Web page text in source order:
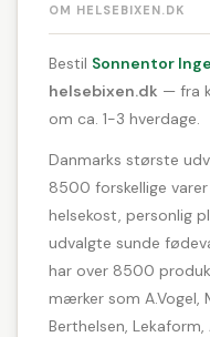
OM HELSEBIXEN.DK
Bestil Sonnentor
helsebixen.dk — fra
om ca. 1-3 hverdage.
Danmarks største
8500 forskellige
helsekost, personlig
udvalgte sunde
har over 8500
mærker som A.Vogel,
Berthelsen, Lekaform,